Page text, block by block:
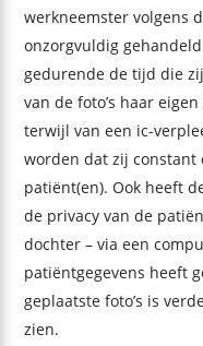
werkneemster volgens
onzorgvuldig
gedurende de tijd die
van de foto’s haar
terwijl van een ic-
worden dat zij
patiënt(en). Ook heeft
de privacy van de
dochter – via een
patiëntgegevens heeft
geplaatste foto’s is
zien.